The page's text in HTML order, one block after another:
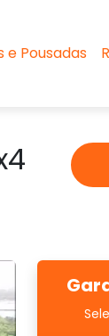
e Pousadas